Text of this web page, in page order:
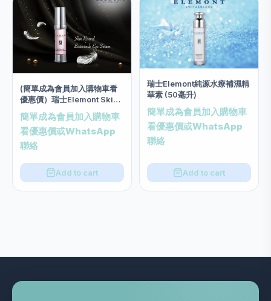
(簡單成為會員加入購物車看
優惠價）瑞士Elemont Skin
Revival Botosimile Eye
Serum類肉毒桿菌提拉眼部精
華素(20ml)
簡單成為會員加入購物車
看優惠價或WhatsApp
聯絡
Add to cart
瑞士Elemont純源水療補濕精
華素 (50毫升)
簡單成為會員加入購物車
看優惠價或WhatsApp
聯絡
Add to cart